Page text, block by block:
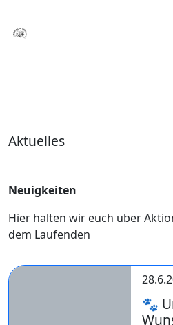
Aktuelles
Neuigkeiten
Hier halten wir euch über
dem Laufenden
🐾